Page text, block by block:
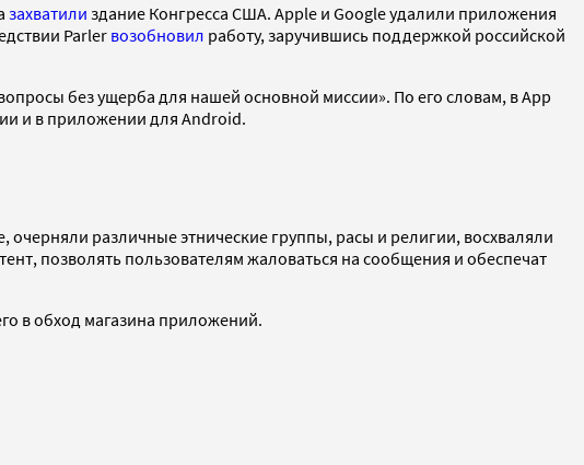
захватили здание Конгресса США. Apple и Google удалили приложения
Parler возобновил работу, заручившись поддержкой российской
без ущерба для нашей основной миссии». По его словам, в App
и в приложении для Android.
различные этнические группы, расы и религии, восхваляли
позволять пользователям жаловаться на сообщения и обеспечат
в обход магазина приложений.